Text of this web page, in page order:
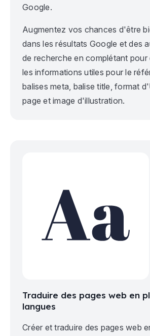
Google.
Augmentez vos chances d'être
dans les résultats Google et des
de recherche en complétant pour
les informations utiles pour le
balises meta, balise title, format
page et image d'illustration.
Traduire des pages web en
langues
Créer et traduire des pages web